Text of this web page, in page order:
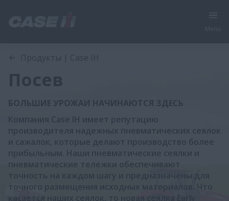
Компания Case IH имеет репутацию
производителя надежных пневматических сеялок
и сажалок, которые делают производство более
прибыльным. Наши пневматические сеялки и
пневматические тележки обеспечивают
точного размещения исходных материалов. Что
касается наших сеялок, то новая сеялка Early